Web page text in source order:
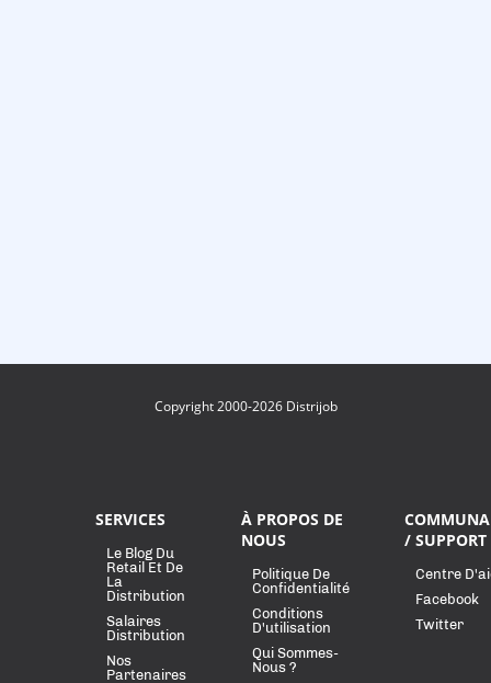
Copyright 2000-2026 Distrijob
SERVICES
Le Blog Du
Retail Et De
La
Distribution
Salaires
Distribution
Nos
Partenaires
À PROPOS DE
NOUS
Politique De
Confidentialité
Conditions
D'utilisation
Qui Sommes-
Nous ?
/ SUPPORT
Centre
Facebook
Twitter